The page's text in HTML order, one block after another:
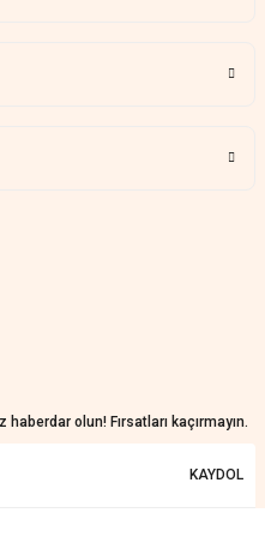
olun! Fırsatları kaçırmayın.
KAYDOL